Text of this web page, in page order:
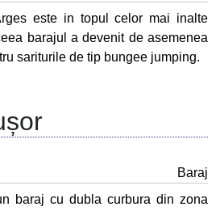
este in topul celor mai inalte
barajul a devenit de asemenea
sariturile de tip bungee jumping.
Baraj
baraj cu dubla curbura din zona